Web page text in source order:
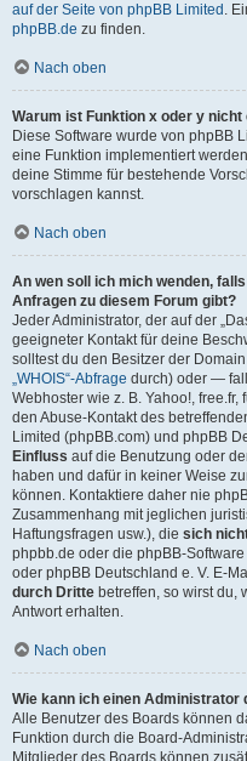
auf der Seite von phpBB Limited .
phpBB.de zu finden.
Nach oben
Warum ist Funktion x oder y nicht
Diese Software wurde von phpBB
eine Funktion implementiert
deine Stimme für bestehende
vorschlagen kannst.
Nach oben
An wen soll ich mich wenden,
Anfragen zu diesem Forum gibt?
Jeder Administrator, der auf der
geeigneter Kontakt für deine
solltest du den Besitzer der
„WHOIS“-Abfrage durch) oder —
Webhoster wie z. B. Yahoo!,
den Abuse-Kontakt des
Limited (phpBB.com) und phpBB
Einfluss auf die Benutzung oder
haben und dafür in keiner Weise
können. Kontaktiere daher nie
Zusammenhang mit jeglichen
Haftungsfragen usw.), die sich
phpbb.de oder die phpBB-
oder phpBB Deutschland e. V. E-
durch Dritte betreffen, so wirst du,
Antwort erhalten.
Nach oben
Wie kann ich einen
Alle Benutzer des Boards können
Funktion durch die Board-
Mitglieder des Boards können